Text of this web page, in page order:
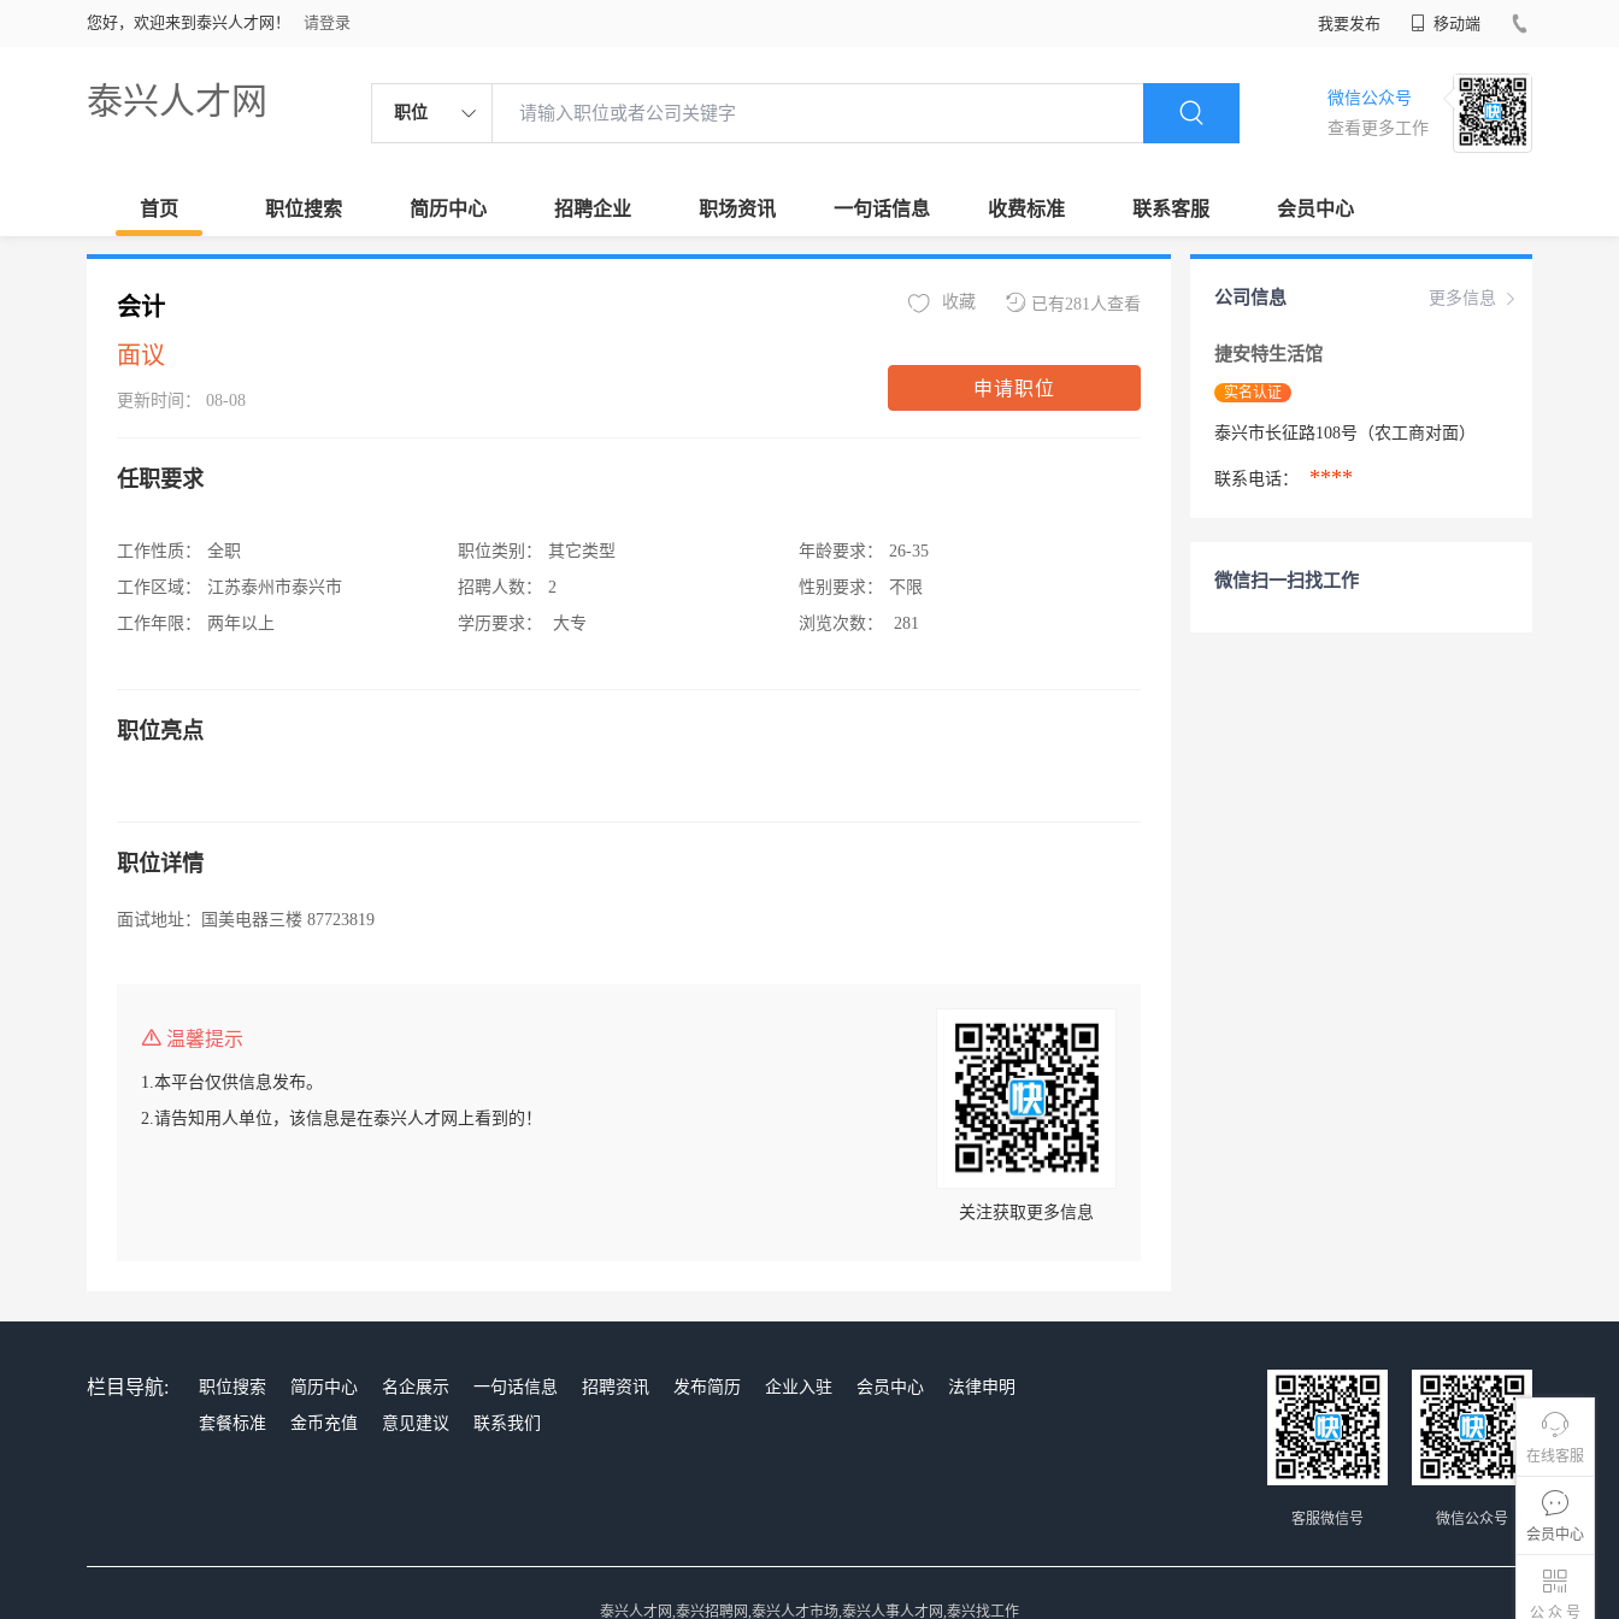
您好，欢迎来到泰兴人才网！ 请登录 我要发布 移动端
泰兴人才网 职位
微信公众号
查看更多工作
首页 职位搜索 简历中心 招聘企业 职场资讯 一句话信息 收费标准 联系客服 会员中心
在线客服
会员中心
公 众 号
会计
面议
更新时间： 08-08
已有281人查看
收藏
申请职位
任职要求
工作性质：
全职
工作区域：
江苏泰州市泰兴市
工作年限：
两年以上
职位类别：
其它类型
招聘人数：
2
学历要求：
大专
年龄要求：
26-35
性别要求：
不限
浏览次数：
281
职位亮点
职位详情
面试地址：国美电器三楼 87723819
温馨提示
1.本平台仅供信息发布。
2.请告知用人单位，该信息是在泰兴人才网上看到的！
关注获取更多信息
更多信息
公司信息
捷安特生活馆
实名认证
泰兴市长征路108号（农工商对面）
联系电话： ****
微信扫一扫找工作
栏目导航: 职位搜索 简历中心 名企展示 一句话信息 招聘资讯 发布简历 企业入驻 会员中心
法律申明
套餐标准
金币充值 意见建议 联系我们
微信公众号
客服微信号
泰兴人才网,泰兴招聘网,泰兴人才市场,泰兴人事人才网,泰兴找工作